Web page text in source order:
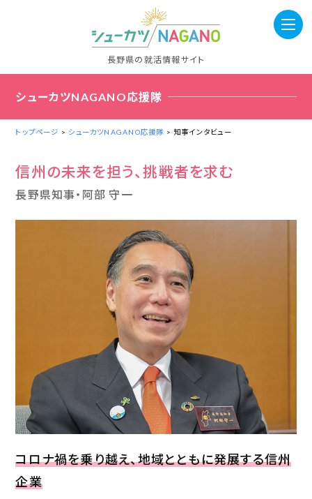
長野県の就活情報サイト
シューカツNAGANO応援隊
トップページ > シューカツNAGANO応援隊 > 知事インタビュー
信州の未来を担う、挑戦者を求む
長野県知事・阿部 守一
コロナ禍を乗り越え、地域とともに発展する信州
企業